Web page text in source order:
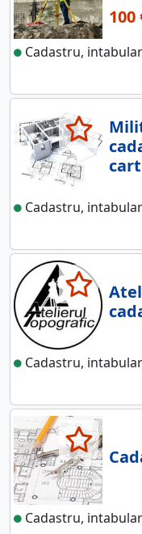
100
Cadastru,
Cadastru,
Cadastru,
Cadastru,